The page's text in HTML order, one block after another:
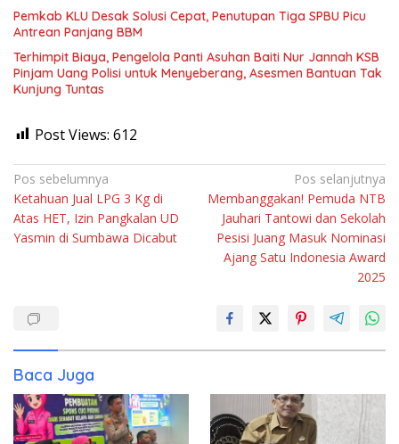
Pemkab KLU Desak Solusi Cepat, Penutupan Tiga SPBU Picu
Antrean Panjang BBM
Terhimpit Biaya, Pengelola Panti Asuhan Baiti Nur Jannah KSB
Pinjam Uang Polisi untuk Menyeberang, Asesmen Bantuan Tak
Kunjung Tuntas
Post Views: 612
Navigasi
pos
Pos sebelumnya
Ketahuan Jual LPG 3 Kg di
Atas HET, Izin Pangkalan UD
Yasmin di Sumbawa Dicabut
Pos selanjutnya
Membanggakan! Pemuda NTB
Jauhari Tantowi dan Sekolah
Pesisi Juang Masuk Nominasi
Ajang Satu Indonesia Award
2025
Baca Juga